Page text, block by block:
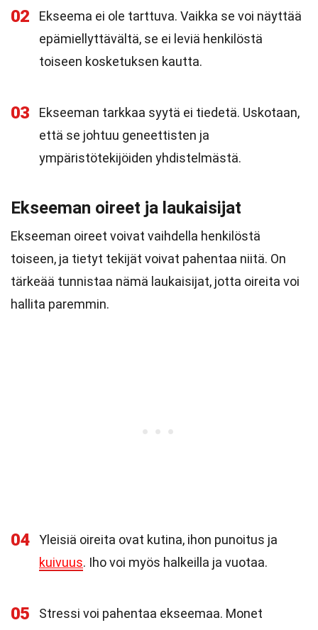
02
Ekseema ei ole tarttuva. Vaikka se voi näyttää
epämiellyttävältä, se ei leviä henkilöstä
toiseen kosketuksen kautta.
03
Ekseeman tarkkaa syytä ei tiedetä. Uskotaan,
että se johtuu geneettisten ja
ympäristötekijöiden yhdistelmästä.
Ekseeman oireet ja laukaisijat
Ekseeman oireet voivat vaihdella henkilöstä
toiseen, ja tietyt tekijät voivat pahentaa niitä. On
tärkeää tunnistaa nämä laukaisijat, jotta oireita voi
hallita paremmin.
04
Yleisiä oireita ovat kutina, ihon punoitus ja
kuivuus. Iho voi myös halkeilla ja vuotaa.
05
Stressi voi pahentaa ekseemaa. Monet